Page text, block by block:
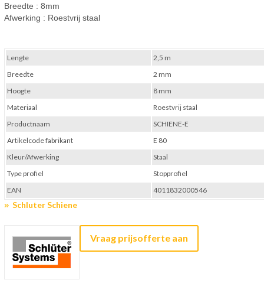
Breedte : 8mm
Afwerking : Roestvrij staal
Schluter Schiene
Vraag prijsofferte aan
Lengte
2,5 m
Breedte
2 mm
Hoogte
8 mm
Materiaal
Roestvrij staal
Productnaam
SCHIENE-E
Artikelcode fabrikant
E 80
Kleur/Afwerking
Staal
Type profiel
Stopprofiel
EAN
4011832000546